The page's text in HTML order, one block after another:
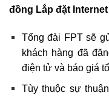
đồng Lắp đặt Internet
Tổng đài FPT sẽ
khách hàng đã
điện tử và báo giá
Tùy thuộc sự